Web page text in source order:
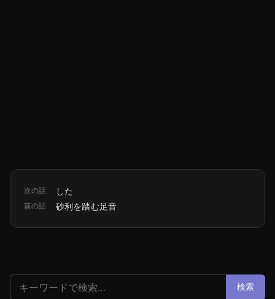
次の話 した
前の話 砂利を踏む足音
検索: 検索